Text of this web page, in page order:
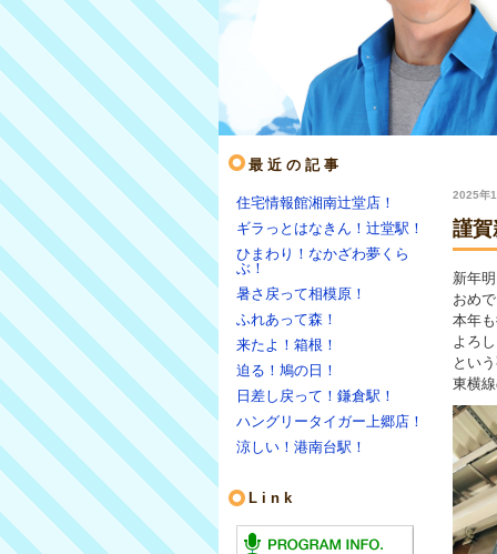
最近の記事
住宅情報館湘南辻堂店！
ギラっとはなきん！辻堂駅！
ひまわり！なかざわ夢くら
ぶ！
暑さ戻って相模原！
ふれあって森！
来たよ！箱根！
迫る！鳩の日！
日差し戻って！鎌倉駅！
ハングリータイガー上郷店！
涼しい！港南台駅！
Link
2025年
謹賀
新年
おめ
本年
よろ
とい
東横